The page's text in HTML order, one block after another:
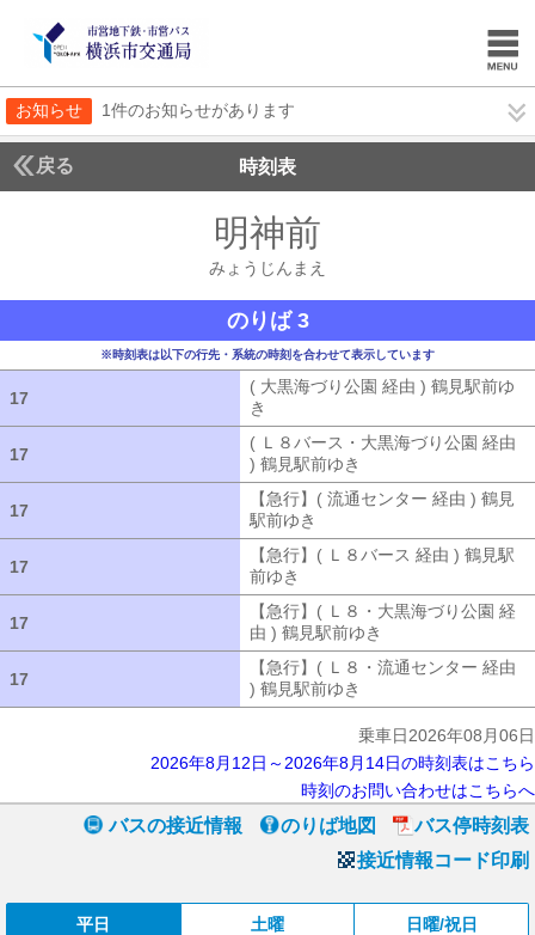
お知らせ 1件のお知らせがあります
戻る 時刻表
明神前
みょうじんまえ
のりば 3
※時刻表は以下の行先・系統の時刻を合わせて表示しています
17
( 大黒海づり公園 経由 ) 鶴見駅前ゆ
き
17
( Ｌ８バース・大黒海づり公園 経由
) 鶴見駅前ゆき
17
【急行】( 流通センター 経由 ) 鶴見
駅前ゆき
17
【急行】( Ｌ８バース 経由 ) 鶴見駅
前ゆき
17
【急行】( Ｌ８・大黒海づり公園 経
由 ) 鶴見駅前ゆき
17
【急行】( Ｌ８・流通センター 経由
) 鶴見駅前ゆき
乗車日2026年08月06日
2026年8月12日～2026年8月14日の時刻表はこちら
時刻のお問い合わせはこちらへ
バスの接近情報 のりば地図
バス停時刻表
接近情報コード印刷
平日 土曜 日曜/祝日